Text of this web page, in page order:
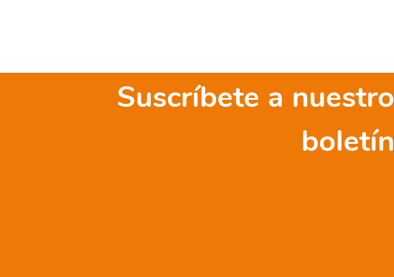
Suscríbete a nuestro
boletín